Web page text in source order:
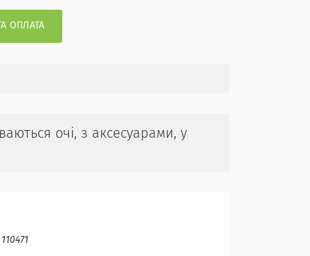
ОПЛАТА
очі, з аксесуарами, у
110471